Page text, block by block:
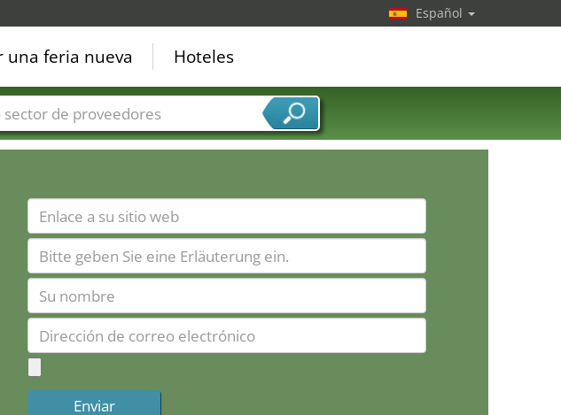
Español
una feria nueva Hoteles
Sectores de proveedor de servicios